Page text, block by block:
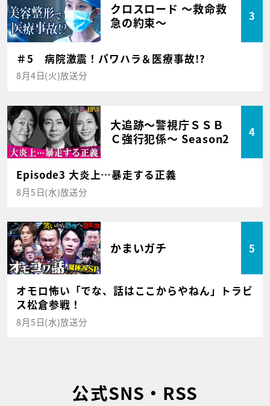
クロスロード ～救命救
急の約束～
3
＃5 病院激震！パワハラ＆医療事故!?
8月4日(火)放送分
大追跡～警視庁ＳＳＢ
Ｃ強行犯係～ Season2
4
Episode3 大炎上…暴走する正義
8月5日(水)放送分
かまいガチ 5
オモロ怖い「でな、話はここからやねん」トラビ
ス松倉参戦！
8月5日(水)放送分
公式SNS・RSS